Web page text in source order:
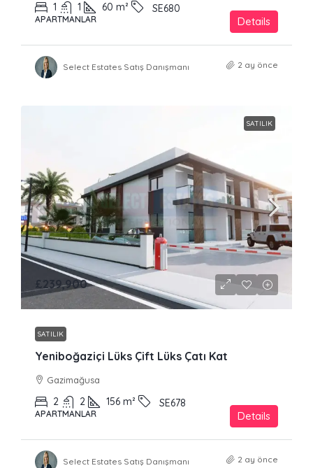
1 1 60 m² SE680
APARTMANLAR Details
Select Estates Satış Danışmanı 2 ay önce
SATILIK
£239,900
SATILIK
Yeniboğaziçi Lüks Çift Lüks Çatı Kat
Gazimağusa
2 2 156 m² SE678
APARTMANLAR Details
Select Estates Satış Danışmanı 2 ay önce